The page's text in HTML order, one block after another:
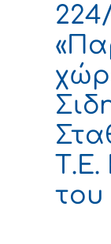
Τ.Ε.
του